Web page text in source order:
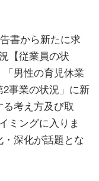
書から新たに求
【従業員の状
男性の育児休業
事業の状況」に新
考え方及び取
ミングに入りま
深化が話題とな